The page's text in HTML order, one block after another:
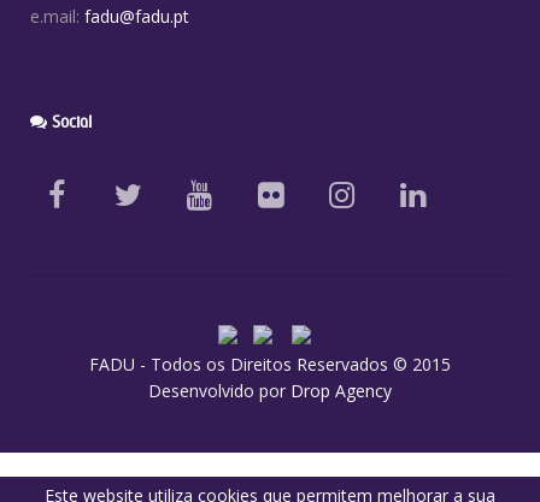
e.mail: fadu@fadu.pt
Social
FADU - Todos os Direitos Reservados © 2015
Desenvolvido por Drop Agency
Este website utiliza cookies que permitem melhorar a sua